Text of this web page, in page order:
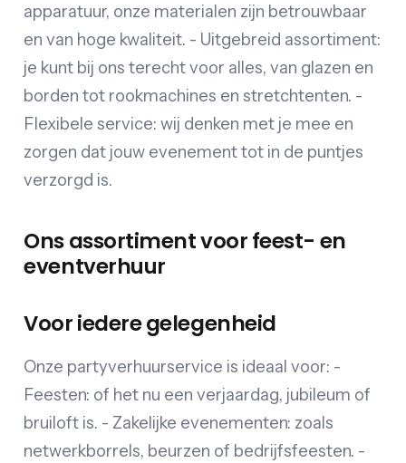
apparatuur, onze materialen zijn betrouwbaar
en van hoge kwaliteit. - Uitgebreid assortiment:
je kunt bij ons terecht voor alles, van glazen en
borden tot rookmachines en stretchtenten. -
Flexibele service: wij denken met je mee en
zorgen dat jouw evenement tot in de puntjes
verzorgd is.
Ons assortiment voor feest- en
eventverhuur
Voor iedere gelegenheid
Onze partyverhuurservice is ideaal voor: -
Feesten: of het nu een verjaardag, jubileum of
bruiloft is. - Zakelijke evenementen: zoals
netwerkborrels, beurzen of bedrijfsfeesten. -